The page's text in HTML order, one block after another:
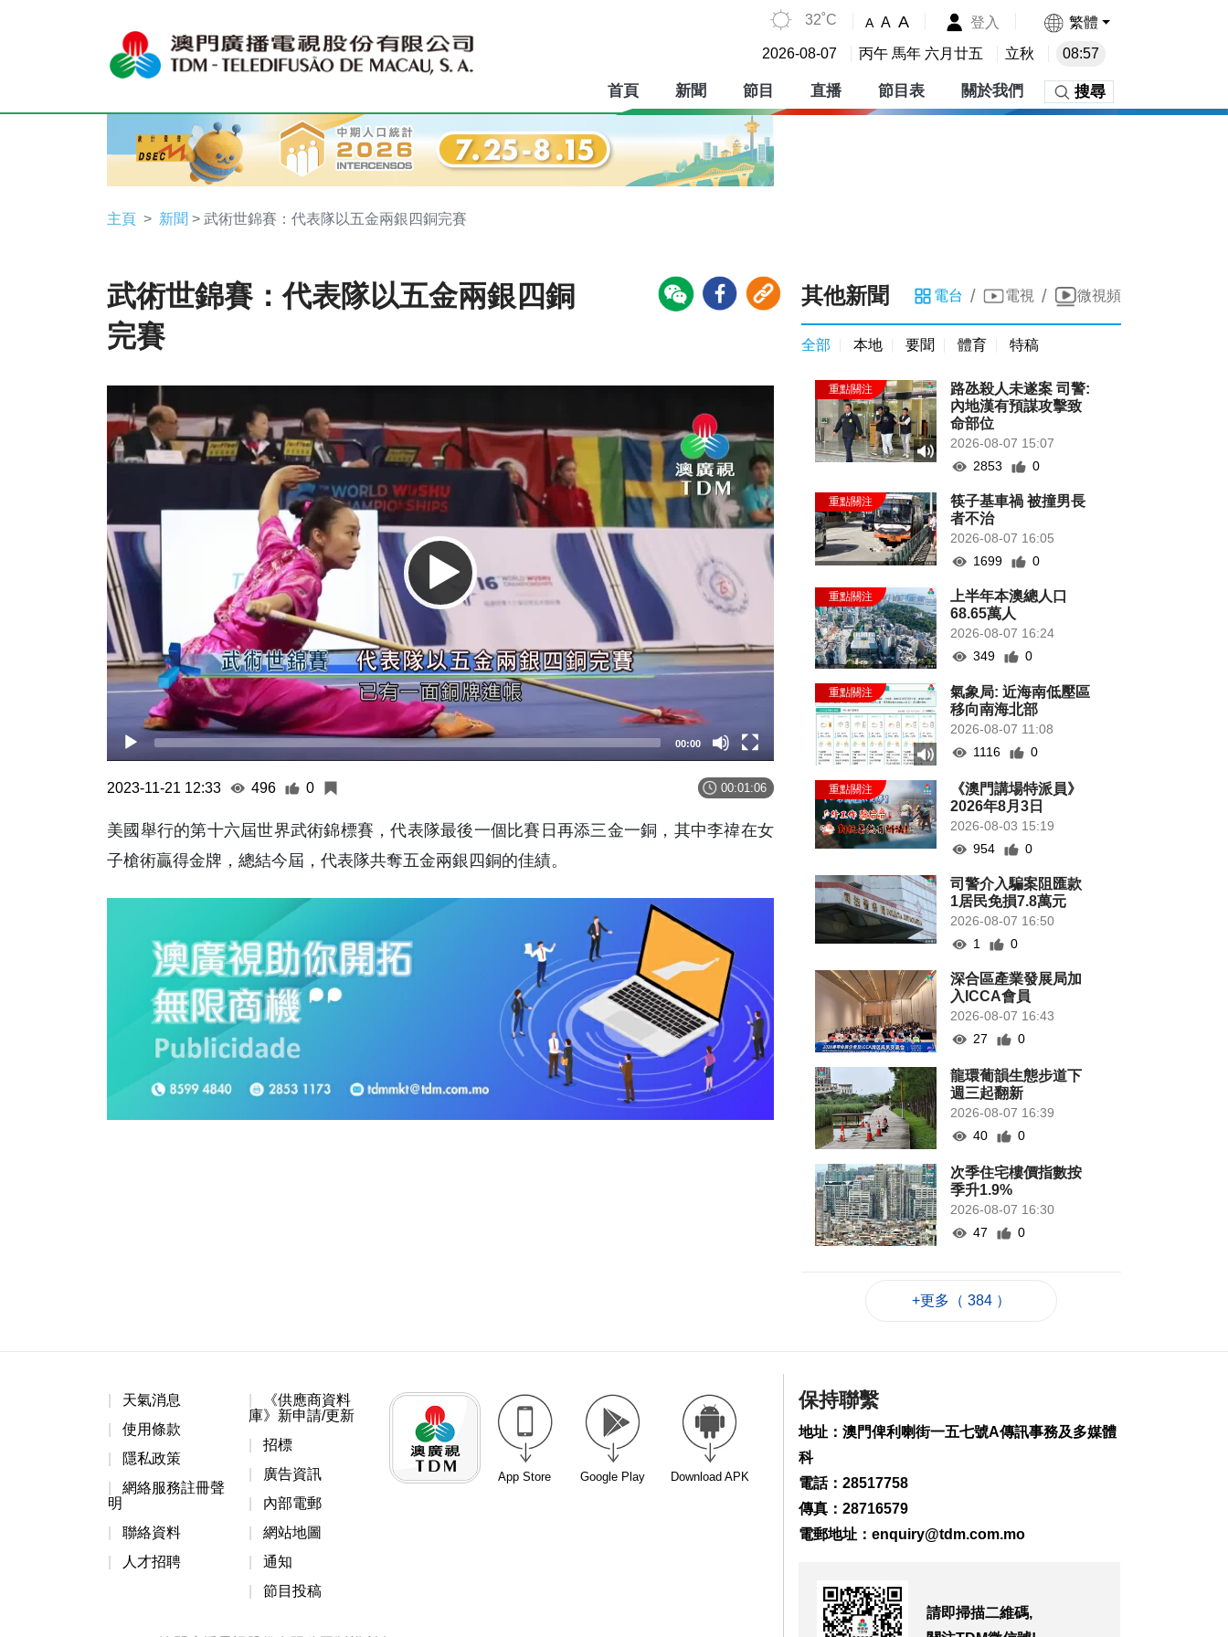
32˚C A A A 登入 繁體
2026-08-07 丙午 馬年 六月廿五 立秋 08:57
首頁 新聞 節目 直播 節目表 關於我們 搜尋
主頁 新聞 > 武術世錦賽：代表隊以五金兩銀四銅完賽
武術世錦賽：代表隊以五金兩銀四銅
完賽
Player
00:00
2023-11-21 12:33 496 0 00:01:06
美國舉行的第十六屆世界武術錦標賽，代表隊最後一個比賽日再添三金一銅，其中李禕在女
子槍術贏得金牌，總結今屆，代表隊共奪五金兩銀四銅的佳績。
其他新聞 電台 / 電視 / 微視頻
全部 本地 要聞 體育 特稿
路氹殺人未遂案 司警:
內地漢有預謀攻擊致
命部位
2026-08-07 15:07
2853
0
筷子基車禍 被撞男長
者不治
2026-08-07 16:05
1699
0
上半年本澳總人口
68.65萬人
2026-08-07 16:24
349
0
氣象局: 近海南低壓區
移向南海北部
2026-08-07 11:08
1116
0
《澳門講場特派員》
2026年8月3日
2026-08-03 15:19
954
0
司警介入騙案阻匯款
1居民免損7.8萬元
2026-08-07 16:50
1
0
深合區產業發展局加
入ICCA會員
2026-08-07 16:43
27
0
龍環葡韻生態步道下
週三起翻新
2026-08-07 16:39
40
0
次季住宅樓價指數按
季升1.9%
2026-08-07 16:30
47
0
2026-08-07 16:25
56
0
52
0
2026-08-07 16:11
76
0
+更多（ 384 ）
天氣消息
使用條款
隱私政策
網絡服務註冊聲
明
聯絡資料
人才招聘
《供應商資料
庫》新申請/更新
招標
廣告資訊
內部電郵
網站地圖
通知
節目投稿
App Store Google Play Download APK
保持聯繫
地址：澳門俾利喇街一五七號A傳訊事務及多媒體
科
電話：28517758
傳真：28716579
電郵地址： enquiry@tdm.com.mo
請即掃描二維碼,